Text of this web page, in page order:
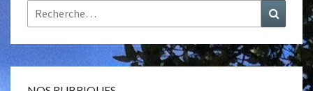
Rechercher :